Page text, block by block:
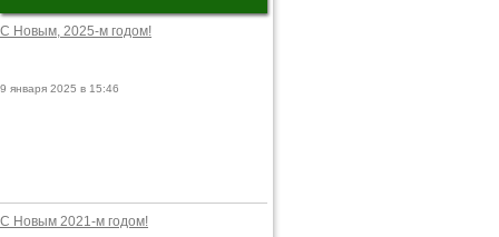
С Новым, 2025-м годом!
9 января 2025 в 15:46
С Новым 2021-м годом!